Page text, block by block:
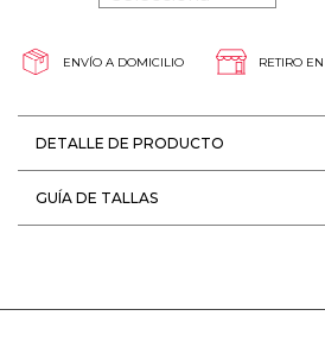
ENVÍO A DOMICILIO RETIRO
DETALLE DE PRODUCTO
GUÍA DE TALLAS